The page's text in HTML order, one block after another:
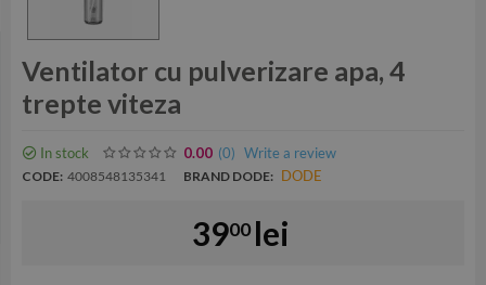
Ventilator cu pulverizare apa, 4
trepte viteza
In stock 0.00 (0) Write a review
CODE: 4008548135341 BRAND DODE: DODE
3900 lei